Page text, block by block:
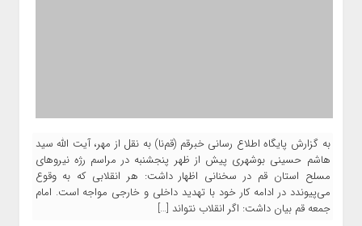
به گزارش پایگاه اطلاع رسانی خبرقم (قم‌نا) به نقل از مهر، آیت الله سید
هاشم حسینی بوشهری پیش از ظهر پنجشنبه در مراسم رژه نیروهای
مسلح استان قم در سخنانی اظهار داشت: هر انقلابی که به وقوع
می‌پیوندد در ادامه کار خود با تهدید داخلی و خارجی مواجه است. امام
جمعه قم بیان داشت: اگر انقلاب نتواند […]